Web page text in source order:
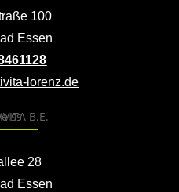
100
Essen
lorenz.de
28
Essen